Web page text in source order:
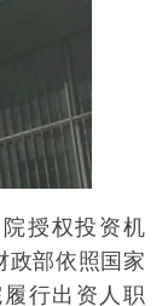
授权投资机
政部依照国家
行出资人职